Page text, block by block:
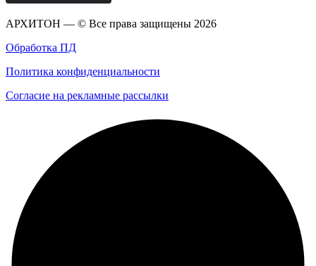
АРХИТОН — © Все права защищены 2026
Обработка ПД
Политика конфиденциальности
Согласие на рекламные рассылки